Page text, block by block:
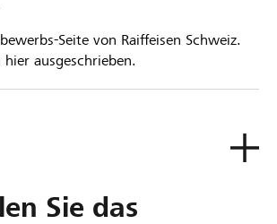
Seite von Raiffeisen Schweiz.
ausgeschrieben.
Sie das